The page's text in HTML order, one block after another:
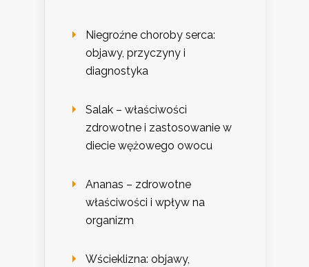
Niegroźne choroby serca:
objawy, przyczyny i
diagnostyka
Salak – właściwości
zdrowotne i zastosowanie w
diecie wężowego owocu
Ananas – zdrowotne
właściwości i wpływ na
organizm
Wścieklizna: objawy,